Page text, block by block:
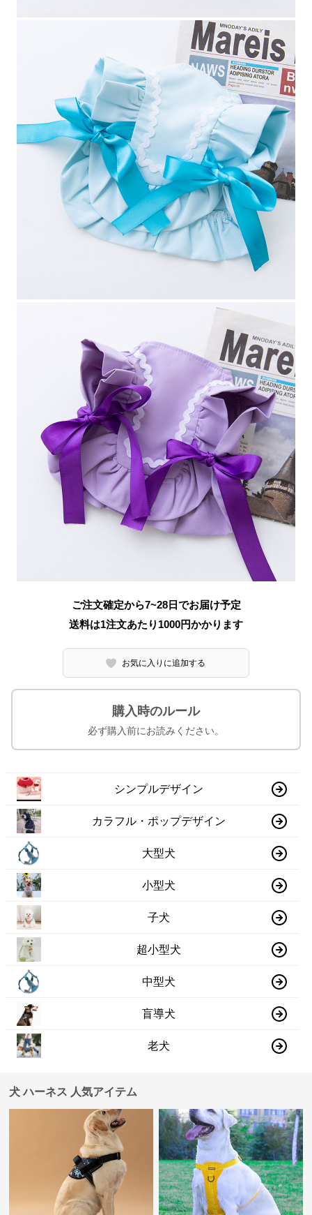
ご注文確定から7~28日でお届け予定
送料は1注文あたり 1000円かかります
お気に入りに追加する
購入時のルール
必ず購入前にお読みください。
シンプルデザイン
カラフル・ポップデザイン
大型犬
小型犬
子犬
超小型犬
中型犬
盲導犬
老犬
犬 ハーネス 人気アイテム